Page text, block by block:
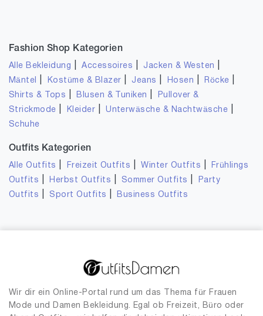
Fashion Shop Kategorien
Alle Bekleidung |Accessoires Jacken & Westen
Mäntel Kostüme & Blazer Jeans Hosen Röcke
Shirts & Tops Blusen & Tuniken
Pullover &
Strickmode
Kleider |Unterwäsche & Nachtwäsche
Schuhe
Outfits Kategorien
Alle Outfits Freizeit Outfits |Winter Outfits
Frühlings
Outfits
Herbst Outfits Sommer Outfits
Party
Outfits
Sport Outfits Business Outfits
Wir dir ein Online-Portal rund um das Thema für Frauen
Mode und Damen Bekleidung. Egal ob Freizeit, Büro oder